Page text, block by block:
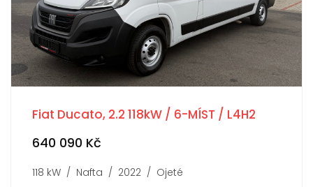
Fiat Ducato, 2.2 118kW / 6-MÍST / L4H2
640 090 Kč
118 kW / Nafta / 2022 / Ojeté